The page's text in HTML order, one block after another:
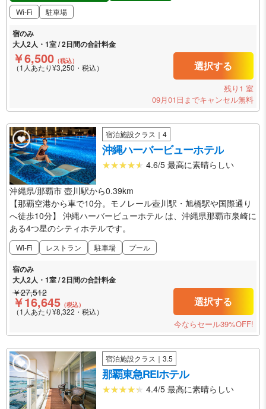
Wi-Fi
駐車場
宿のみ
大人2人・1室 / 2日間の合計料金
￥6,500 （税込）
（1人あたり¥3,250・税込） 選択する
残り1 室
09月01日までキャンセル無料
宿泊施設クラス｜4
沖縄ハーバービューホテル
4.6/5 最高に素晴らしい
沖縄県/那覇市 壺川駅から0.39km
【那覇空港から車で10分。モノレール壺川駅・旭橋駅や国際通り
へ徒歩10分】 沖縄ハーバービューホテル は、沖縄県那覇市泉崎に
ある4つ星のシティホテルです。
Wi-Fi レストラン 駐車場 プール
宿のみ
大人2人・1室 / 2日間の合計料金
￥27,512
￥16,645 （税込）
（1人あたり¥8,322・税込）
選択する
今ならセール39%OFF!
宿泊施設クラス｜3.5
那覇東急REIホテル
4.4/5 最高に素晴らしい